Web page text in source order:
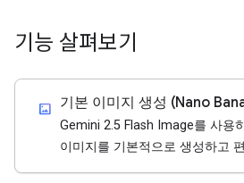
기능 살펴보기
imagesmode 기본 이미지 생성 (Nano
Gemini 2.5 Flash Image를 사용
이미지를 기본적으로 생성하고